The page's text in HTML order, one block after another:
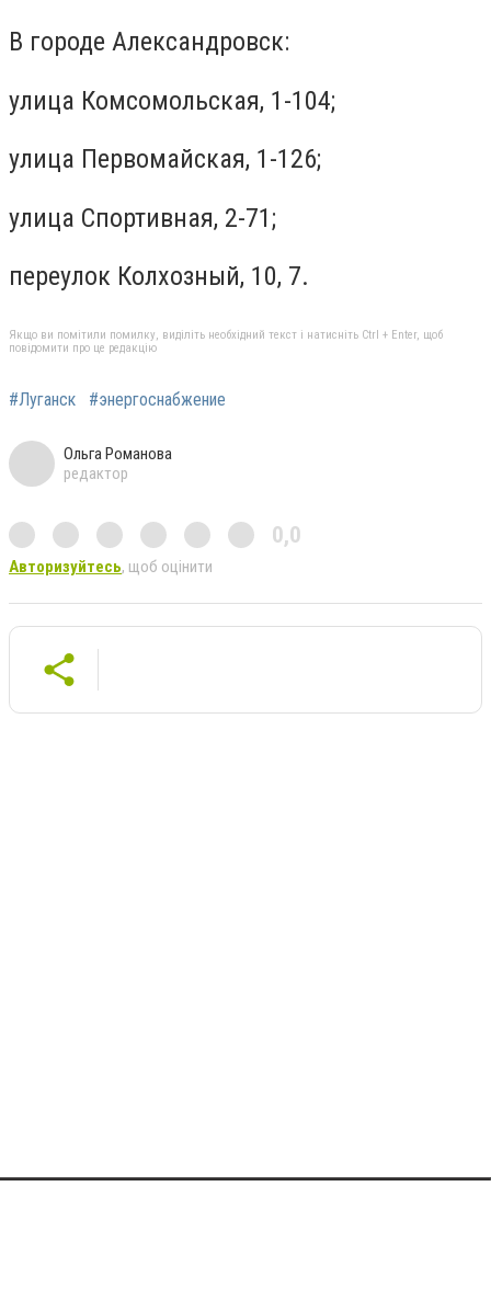
В городе Александровск:
улица Комсомольская, 1-104;
улица Первомайская, 1-126;
улица Спортивная, 2-71;
переулок Колхозный, 10, 7.
Якщо ви помітили помилку, виділіть необхідний текст і натисніть Ctrl + Enter, щоб
повідомити про це редакцію
#Луганск #энергоснабжение
Ольга Романова
редактор
0,0
Авторизуйтесь, щоб оцінити